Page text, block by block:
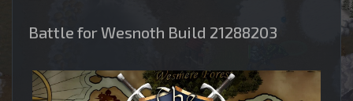
Battle for Wesnoth Build 21288203